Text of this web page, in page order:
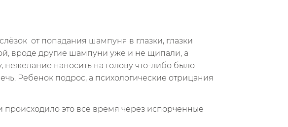
от попадания шампуня в глазки, глазки
вроде другие шампуни уже и не щипали, а
наносить на голову что-либо было
Ребенок подрос, а психологические отрицания
происходило это все время через испорченные